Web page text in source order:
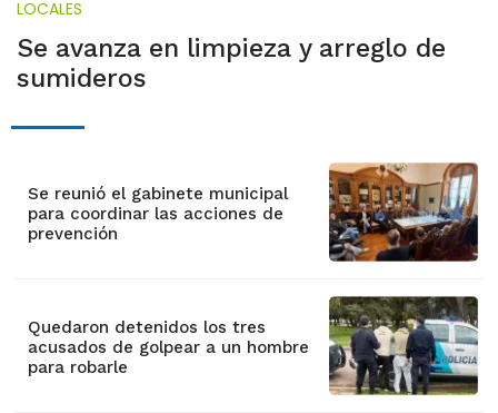
LOCALES
Se avanza en limpieza y arreglo de
sumideros
Se reunió el gabinete municipal
para coordinar las acciones de
prevención
Quedaron detenidos los tres
acusados de golpear a un hombre
para robarle